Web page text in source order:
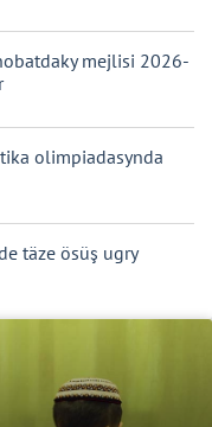
mejlisi 2026-
olimpiadasynda
täze ösüş ugry